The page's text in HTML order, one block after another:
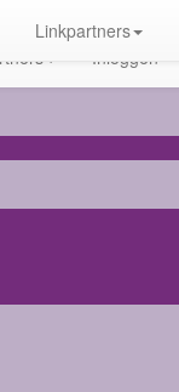
Inloggen
Linkpartners